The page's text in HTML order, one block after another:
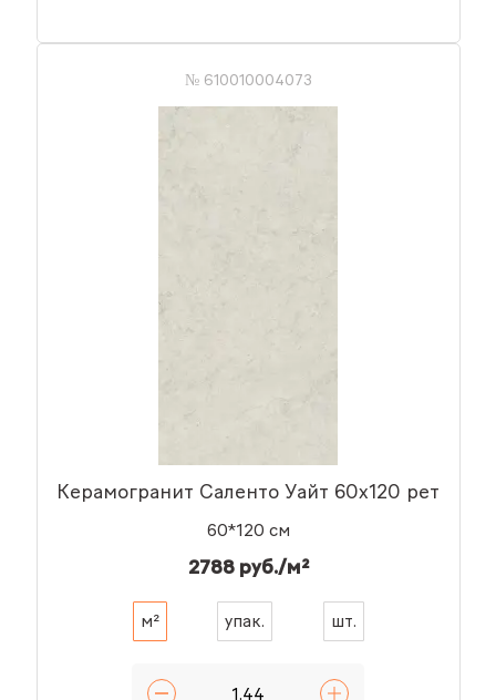
№ 610010004073
Керамогранит Саленто Уайт 60x120 рет
60*120 см
2788 руб./м²
м² упак. шт.